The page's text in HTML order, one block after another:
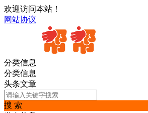
欢迎访问本站！
网站协议
分类信息
分类信息
头条文章
搜 索